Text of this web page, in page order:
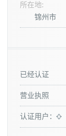
所在地:
锦州市
已经认证
营业执照
认证用户：